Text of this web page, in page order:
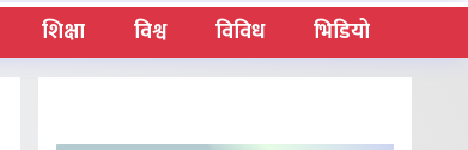
शिक्षा विश्व विविध भिडियो